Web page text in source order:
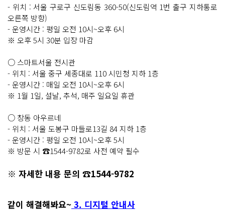
- 위치 : 서울 구로구 신도림동 360-50(신도림역 1번 출구 지하통로
오른쪽 방향)
- 운영시간 : 평일 오전 10시~오후 6시
※ 오후 5시 30분 입장 마감
○ 스마트서울 전시관
- 위치 : 서울 중구 세종대로 110 시민청 지하 1층
- 운영시간 : 매일 오전 10시~오후 6시
※ 1월 1일, 설날, 추석, 매주 일요일 휴관
○ 창동 아우르네
- 위치 : 서울 도봉구 마들로13길 84 지하 1층
- 운영시간 : 평일 오전 10시~오후 5시
※ 방문 시 ☎1544-9782로 사전 예약 필수
※ 자세한 내용 문의 ☎1544-9782
같이 해결해봐요~ 3. 디지털 안내사